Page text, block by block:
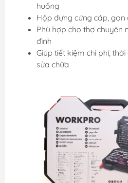
huống
Hộp đựng cứng cáp,
Phù hợp cho thợ chuyên
đình
Giúp tiết kiệm chi phí,
sửa chữa